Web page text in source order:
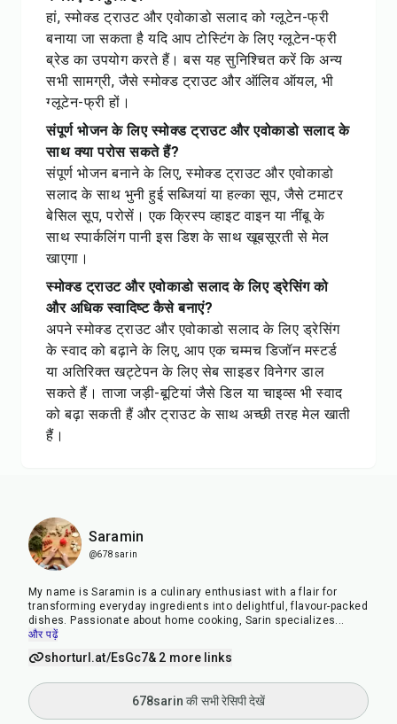
हां, स्मोक्ड ट्राउट और एवोकाडो सलाद को ग्लूटेन-फ्री
बनाया जा सकता है यदि आप टोस्टिंग के लिए ग्लूटेन-फ्री
ब्रेड का उपयोग करते हैं। बस यह सुनिश्चित करें कि अन्य
सभी सामग्री, जैसे स्मोक्ड ट्राउट और ऑलिव ऑयल, भी
ग्लूटेन-फ्री हों।
संपूर्ण भोजन के लिए स्मोक्ड ट्राउट और एवोकाडो सलाद के
साथ क्या परोस सकते हैं?
संपूर्ण भोजन बनाने के लिए, स्मोक्ड ट्राउट और एवोकाडो
सलाद के साथ भुनी हुई सब्जियां या हल्का सूप, जैसे टमाटर
बेसिल सूप, परोसें। एक क्रिस्प व्हाइट वाइन या नींबू के
साथ स्पार्कलिंग पानी इस डिश के साथ खूबसूरती से मेल
खाएगा।
स्मोक्ड ट्राउट और एवोकाडो सलाद के लिए ड्रेसिंग को
और अधिक स्वादिष्ट कैसे बनाएं?
अपने स्मोक्ड ट्राउट और एवोकाडो सलाद के लिए ड्रेसिंग
के स्वाद को बढ़ाने के लिए, आप एक चम्मच डिजॉन मस्टर्ड
या अतिरिक्त खट्टेपन के लिए सेब साइडर विनेगर डाल
सकते हैं। ताजा जड़ी-बूटियां जैसे डिल या चाइव्स भी स्वाद
को बढ़ा सकती हैं और ट्राउट के साथ अच्छी तरह मेल खाती
हैं।
Saramin
@678sarin
My name is Saramin is a culinary enthusiast with a flair for
transforming everyday ingredients into delightful, flavour-packed
dishes. Passionate about home cooking, Sarin specializes...
और पढ़ें
shorturl.at/EsGc7& 2 more links
678sarin की सभी रेसिपी देखें